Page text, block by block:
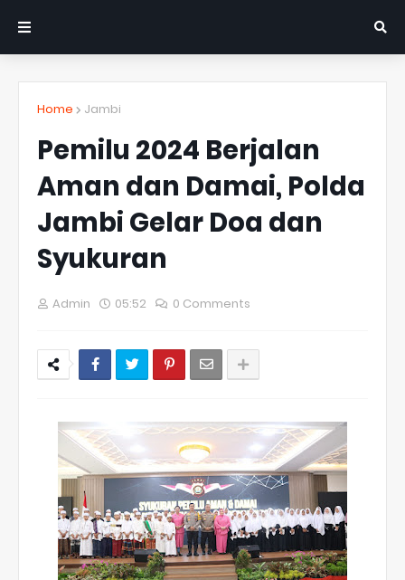
Home Jambi
Pemilu 2024 Berjalan
Aman dan Damai, Polda
Jambi Gelar Doa dan
Syukuran
Admin 05:52 0 Comments